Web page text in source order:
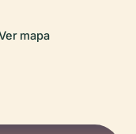
mapa